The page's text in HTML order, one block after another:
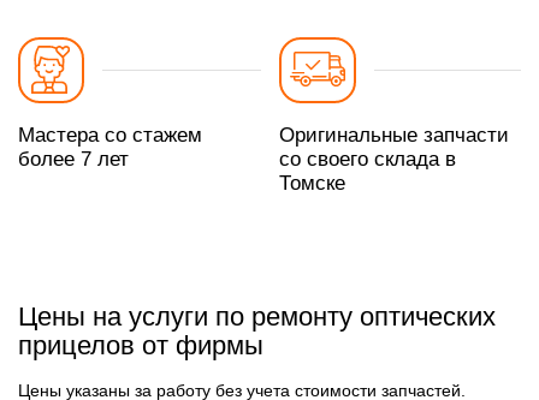
Мастера со стажем
более 7 лет
Оригинальные запчасти
со своего склада в
Томске
Цены на услуги по ремонту оптических
прицелов от фирмы
Цены указаны за работу без учета стоимости запчастей.